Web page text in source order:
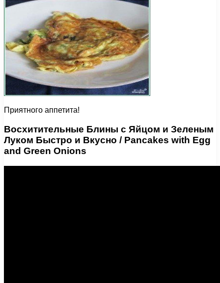
Приятного аппетита!
Восхитительные Блины с Яйцом и Зеленым
Луком Быстро и Вкусно / Pancakes with Egg
and Green Onions